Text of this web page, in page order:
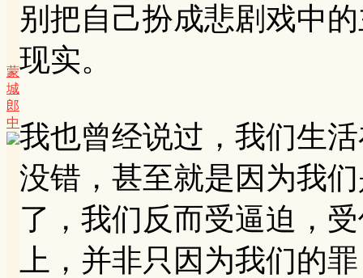
蒙
城
郎
中
别把自己扮成悲剧戏中
现实。
我也曾经说过，我们生
没错，甚至就是因为我
了，我们反而受逼迫，
上，并非只因为我们的